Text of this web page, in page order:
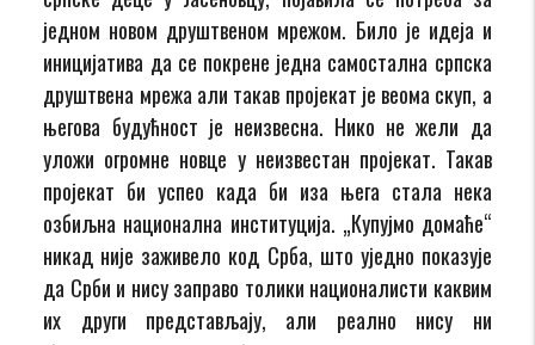
једном новом друштвеном мрежом. Било је идеја и
иницијатива да се покрене једна самостална српска
друштвена мрежа али такав пројекат је веома скуп, а
његова будућност је неизвесна. Нико не жели да
уложи огромне новце у неизвестан пројекат. Такав
пројекат би успео када би иза њега стала нека
озбиљна национална институција. „Купујмо домаће“
никад није заживело код Срба, што уједно показује
да Срби и нису заправо толики националисти каквим
их други представљају, али реално нису ни